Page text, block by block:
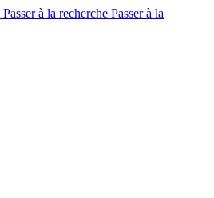
Passer à la recherche Passer à la